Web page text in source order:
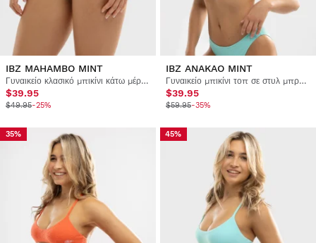
IBZ MAHAMBO MINT
Γυναικείο κλασικό μπικίνι κάτω μέρος
$39.95
$49.95-25%
IBZ ANAKAO MINT
Γυναικείο μπικίνι τοπ σε στυλ μπραλέτας
$39.95
$59.95-35%
35% 45%